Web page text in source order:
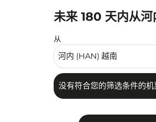
未来 180 天内从
从
没有符合您的筛选条件的机
没有符合您的筛选条件的机